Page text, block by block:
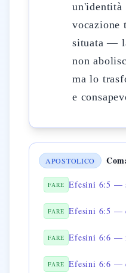
un'identità
vocazione
situata —
non
ma lo
e
APOSTOLICO
FARE
FARE
FARE
FARE